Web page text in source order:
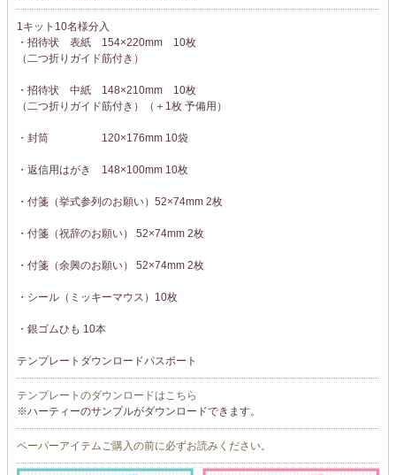
1キット10名様分入
・招待状 表紙 154×220mm 10枚
（二つ折りガイド筋付き）
・招待状 中紙 148×210mm 10枚
（二つ折りガイド筋付き）（＋1枚 予備用）
・封筒 120×176mm 10袋
・返信用はがき 148×100mm 10枚
・付箋（挙式参列のお願い）52×74mm 2枚
・付箋（祝辞のお願い） 52×74mm 2枚
・付箋（余興のお願い） 52×74mm 2枚
・シール（ミッキーマウス）10枚
・銀ゴムひも 10本
テンプレートダウンロードパスポート
テンプレートのダウンロードはこちら
※ハーティーのサンプルがダウンロードできます。
ペーパーアイテムご購入の前に必ずお読みください。